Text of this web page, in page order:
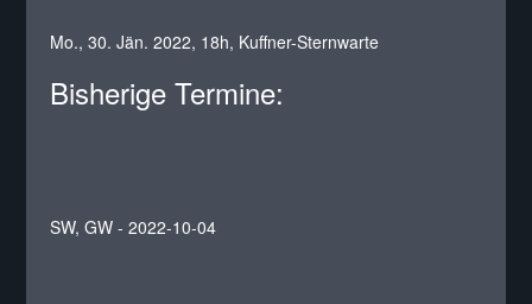
Mo., 30. Jän. 2022, 18h, Kuffner-Sternwarte
Bisherige Termine:
SW, GW - 2022-10-04